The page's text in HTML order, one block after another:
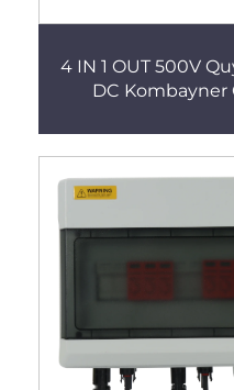
4 IN 1 OUT 500V
DC Kombayner